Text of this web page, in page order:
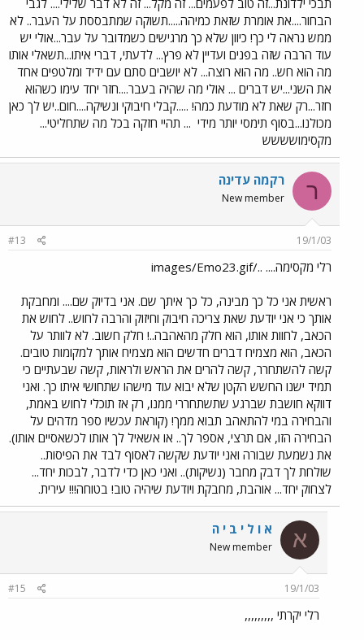
תבכי ילדונת...זה טוב לפעמים... זה מקל... זה לא דבר שלילי.... לגבי
הבחור....את אומרת שזאת כמיהה.....תשוקה שמתבססת על העבר.. לא
ממש נראה לי כך! כיוון שלא כך מרגישים כשמדובר על עבר...אולי יש
עוד הרבה שזה בפנים ועדיין לא פרץ... לדעתי, דברי איתו...תשאלי אותו
מה הוא חש.. מה הוא רוצה... לא יושבים סתם עם ידיד ומלטפים אחד
את השני...יש דברים ... אולי מה שהיה בעבר....חזר יחד עימו כשהוא
חזר...רק שאת לא מודעת כמה! .....קבלי חיבוקי ונשיקה....חום..יש לך כאן
מכולנו...בסוף תימסי יותר מידי ... תהיי חזקה בכל מה שתחליטי...
מקסימושששש
ר רקמה עדינה
New member
19/1/03
#13
רלי מקסימה.... ../images/Emo23.gif
ראשית אני כל כך מבינה, כל כך איתך שם. אני בדיוק שם.... ומחבקת
אותך כי אני יודעת שאת צריכה חיבוק וחיזוק והרבה לחוש.. לחוש את
הכאב, לחוות אותו, הוא חלק מהאהבה..! חלק חשוב. לא לוותר על
הכאב, הוא מצמיח דברים חדשים הוא מצמיח אותך למקומות טובים.
קשה להשתחרר, קשה להרים את הראש ולראות, קשה שבעתיים כי
תמיד ישנו החשש הקטן שלא יבוא עוד מישהו שתחושי איתו כך. ואני
דווקא חושבת שברגע שתשתחררי ממנו, רק אז תוכלי לחוש באמת,
והבחירה במי להתאהב תבוא ממך! (קוראת עכשיו ספר מדהים על
הבחירה הזו, אם תרצי, אספר לך.. או אשאיל לך אותו לכשאסיים אותו).
את נשמעת שבורה ואני יודעת שקשה לאסוף לבד את הפיסות..
שולחת לך דבק מחבר (נשיקות).. ואני כאן כדי לדבר, לבכות יחד...
לצחוק יחד... אוהבת, מחבקת ויודעת שיהיה טוב! בטוחה!!! עירית.
א א ו ל י ב י ה
New member
19/1/03
#15
רלי יקרתי ,,,,,,,,,